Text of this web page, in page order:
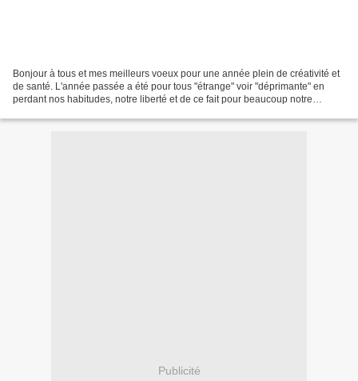
Bonjour à tous et mes meilleurs voeux pour une année plein de créativité et
de santé. L'année passée a été pour tous "étrange" voir "déprimante" en
perdant nos habitudes, notre liberté et de ce fait pour beaucoup notre
Publicité